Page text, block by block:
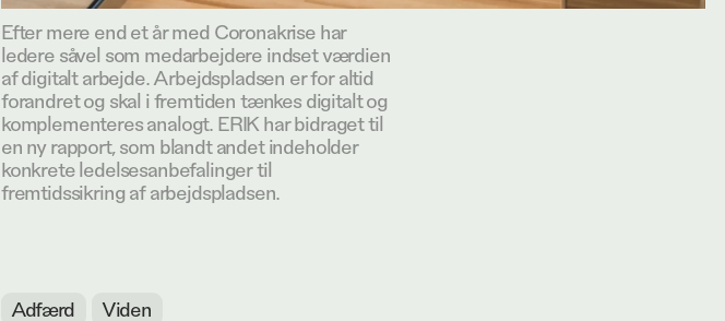
Efter mere end et år med Coronakrise har
ledere såvel som medarbejdere indset værdien
af digitalt arbejde. Arbejdspladsen er for altid
forandret og skal i fremtiden tænkes digitalt og
komplementeres analogt. ERIK har bidraget til
en ny rapport, som blandt andet indeholder
konkrete ledelsesanbefalinger til
fremtidssikring af arbejdspladsen.
Adfærd Viden